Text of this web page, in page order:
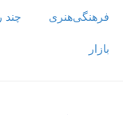
فرهنگی‌هنری چند
بازار